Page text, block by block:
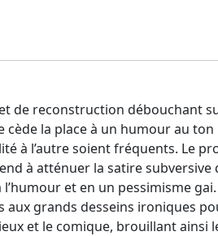
de reconstruction débouchant
la place à un humour au
à l’autre soient fréquents. Le
à atténuer la satire
et en un pessimisme
grands desseins ironiques
et le comique, brouillant